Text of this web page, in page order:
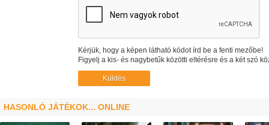
Kérjük, hogy a képen látható kódot írd be a fenti mezőbe!
Figyelj a kis- és nagybetűk közötti eltérésre és a két szó
HASONLÓ JÁTÉKOK... ONLINE